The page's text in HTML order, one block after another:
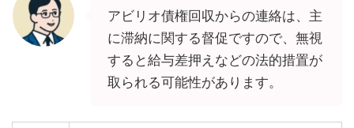
アビリオ債権回収からの連絡は、主
に滞納に関する督促ですので、無視
すると給与差押えなどの法的措置が
取られる可能性があります。